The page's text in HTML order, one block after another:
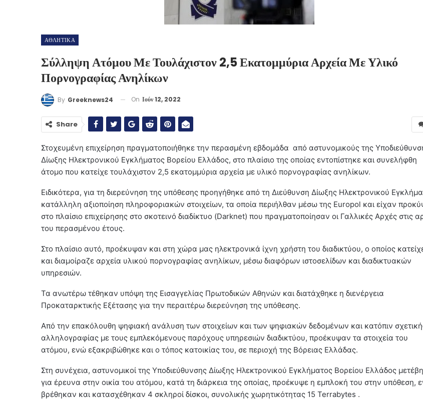
ΑΘΛΗΤΙΚΑ
Σύλληψη Ατόμου Με Τουλάχιστον 2,5 Εκατομμύρια Αρχεία Με Υλικό
Πορνογραφίας Ανηλίκων
By Greeknews24 On Ιούν 12, 2022
Share
Στοχευμένη επιχείρηση πραγματοποιήθηκε την περασμένη εβδομάδα από αστυνομικούς της
Δίωξης Ηλεκτρονικού Εγκλήματος Βορείου Ελλάδος, στο πλαίσιο της οποίας εντοπίστηκε και συνελήφθη
άτομο που κατείχε τουλάχιστον 2,5 εκατομμύρια αρχεία με υλικό πορνογραφίας ανηλίκων.
Ειδικότερα, για τη διερεύνηση της υπόθεσης προηγήθηκε από τη Διεύθυνση Δίωξης Ηλεκτρονικού
κατάλληλη αξιοποίηση πληροφοριακών στοιχείων, τα οποία περιήλθαν μέσω της Europol και είχαν
στο πλαίσιο επιχείρησης στο σκοτεινό διαδίκτυο (Darknet) που πραγματοποίησαν οι Γαλλικές Αρχές στις
του περασμένου έτους.
Στο πλαίσιο αυτό, προέκυψαν και στη χώρα μας ηλεκτρονικά ίχνη χρήστη του διαδικτύου, ο οποίος
και διαμοίραζε αρχεία υλικού πορνογραφίας ανηλίκων, μέσω διαφόρων ιστοσελίδων και διαδικτυακών
υπηρεσιών.
Τα ανωτέρω τέθηκαν υπόψη της Εισαγγελίας Πρωτοδικών Αθηνών και διατάχθηκε η διενέργεια
Προκαταρκτικής Εξέτασης για την περαιτέρω διερεύνηση της υπόθεσης.
Από την επακόλουθη ψηφιακή ανάλυση των στοιχείων και των ψηφιακών δεδομένων και κατόπιν
αλληλογραφίας με τους εμπλεκόμενους παρόχους υπηρεσιών διαδικτύου, προέκυψαν τα στοιχεία του
ατόμου, ενώ εξακριβώθηκε και ο τόπος κατοικίας του, σε περιοχή της Βόρειας Ελλάδας.
Στη συνέχεια, αστυνομικοί της Υποδιεύθυνσης Δίωξης Ηλεκτρονικού Εγκλήματος Βορείου Ελλάδος
για έρευνα στην οικία του ατόμου, κατά τη διάρκεια της οποίας, προέκυψε η εμπλοκή του στην υπόθεση,
βρέθηκαν και κατασχέθηκαν 4 σκληροί δίσκοι, συνολικής χωρητικότητας 15 Terrabytes .